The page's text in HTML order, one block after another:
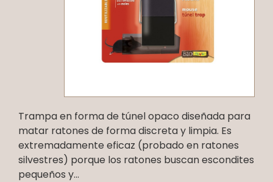
Trampa en forma de túnel opaco diseñada para
matar ratones de forma discreta y limpia. Es
extremadamente eficaz (probado en ratones
silvestres) porque los ratones buscan escondites
pequeños y...